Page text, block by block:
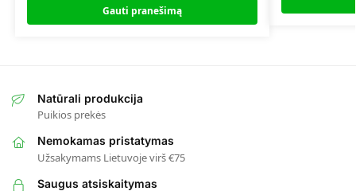
Gauti pranešimą
Natūrali produkcija
Puikios prekės
Nemokamas pristatymas
Užsakymams Lietuvoje virš €75
Saugus atsiskaitymas